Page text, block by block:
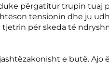
përgatitur trupin tuaj
tensionin dhe ju
për skeda të
e butë. Ajo